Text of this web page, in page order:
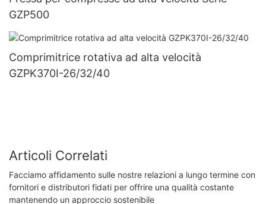
GZP500
Comprimitrice rotativa ad alta velocità
GZPK370I-26/32/40
Articoli Correlati
Facciamo affidamento sulle nostre relazioni a lungo termine con
fornitori e distributori fidati per offrire una qualità costante
mantenendo un approccio sostenibile